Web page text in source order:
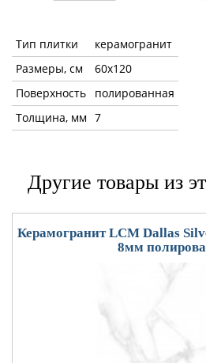
Тип плитки
керамогранит
Размеры, см
60x120
Поверхность
полированная
Толщина, мм 7
Другие товары из
Керамогранит LCM Dallas
8мм